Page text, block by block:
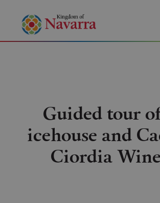
Guided tour
icehouse and
Ciordia